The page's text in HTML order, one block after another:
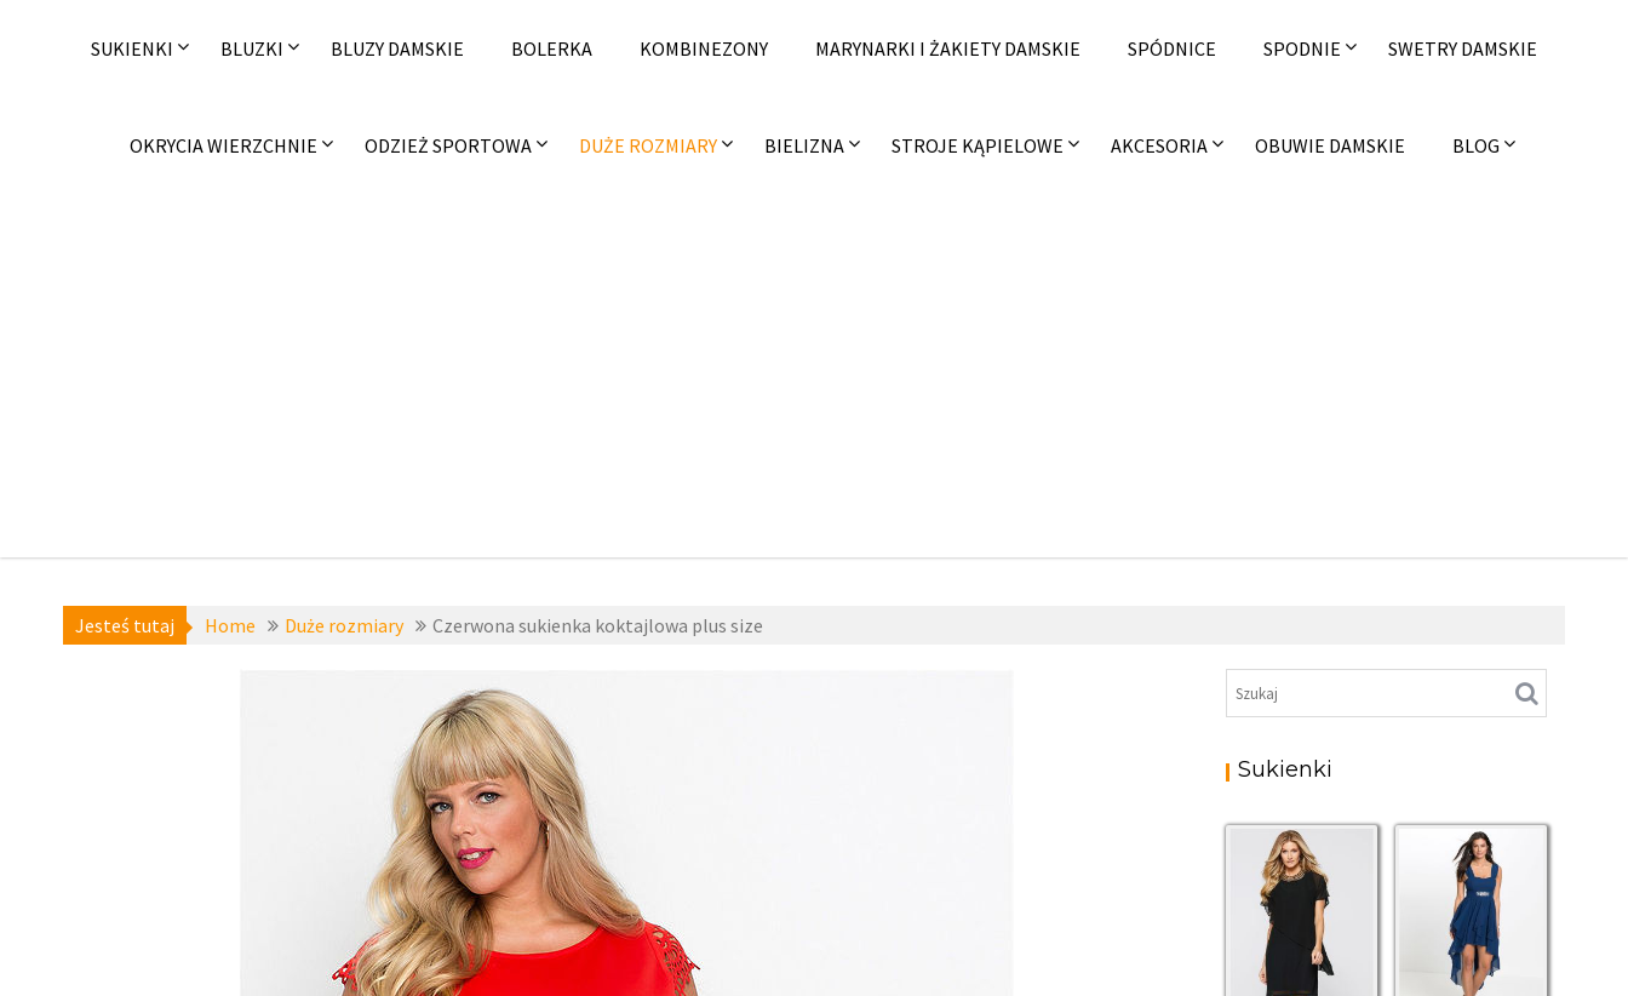
SUKIENKI BLUZKI BLUZY DAMSKIE BOLERKA KOMBINEZONY MARYNARKI I ŻAKIETY DAMSKIE SPÓDNICE SPODNIE SWETRY DAMSKIE
OKRYCIA WIERZCHNIE ODZIEŻ SPORTOWA DUŻE ROZMIARY BIELIZNA STROJE KĄPIELOWE AKCESORIA OBUWIE DAMSKIE BLOG
Jesteś tutaj Home Duże rozmiary Czerwona sukienka koktajlowa plus size
Sukienki plus size,
zzbopx
Sukienki